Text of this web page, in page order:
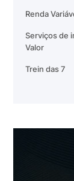
Renda
Serviços de
Valor
Trein das 7